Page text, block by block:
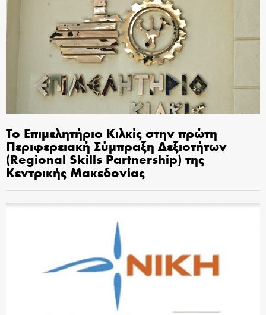
Το Επιμελητήριο Κιλκίς στην πρώτη
Περιφερειακή Σύμπραξη Δεξιοτήτων
(Regional Skills Partnership) της
Κεντρικής Μακεδονίας